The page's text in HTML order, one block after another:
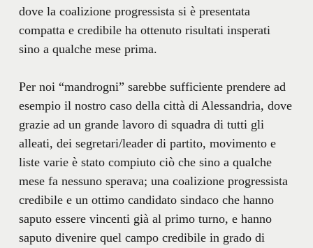
dove la coalizione progressista si è presentata
compatta e credibile ha ottenuto risultati insperati
sino a qualche mese prima.
Per noi “mandrogni” sarebbe sufficiente prendere ad
esempio il nostro caso della città di Alessandria, dove
grazie ad un grande lavoro di squadra di tutti gli
alleati, dei segretari/leader di partito, movimento e
liste varie è stato compiuto ciò che sino a qualche
mese fa nessuno sperava; una coalizione progressista
credibile e un ottimo candidato sindaco che hanno
saputo essere vincenti già al primo turno, e hanno
saputo divenire quel campo credibile in grado di